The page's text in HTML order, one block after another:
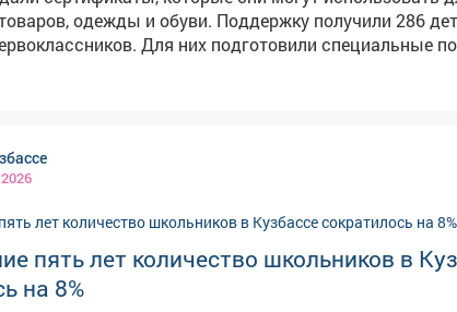
обуви. Поддержку получили 286 детей, среди них
Для них подготовили специальные
В акции участвуют десять предприятий
Кузбасса - они представили свою
приобретение школьных принадлежностей в этом
уровень дохода ниже прожиточного минимума. Они
пять лет количество школьников в
на 8%